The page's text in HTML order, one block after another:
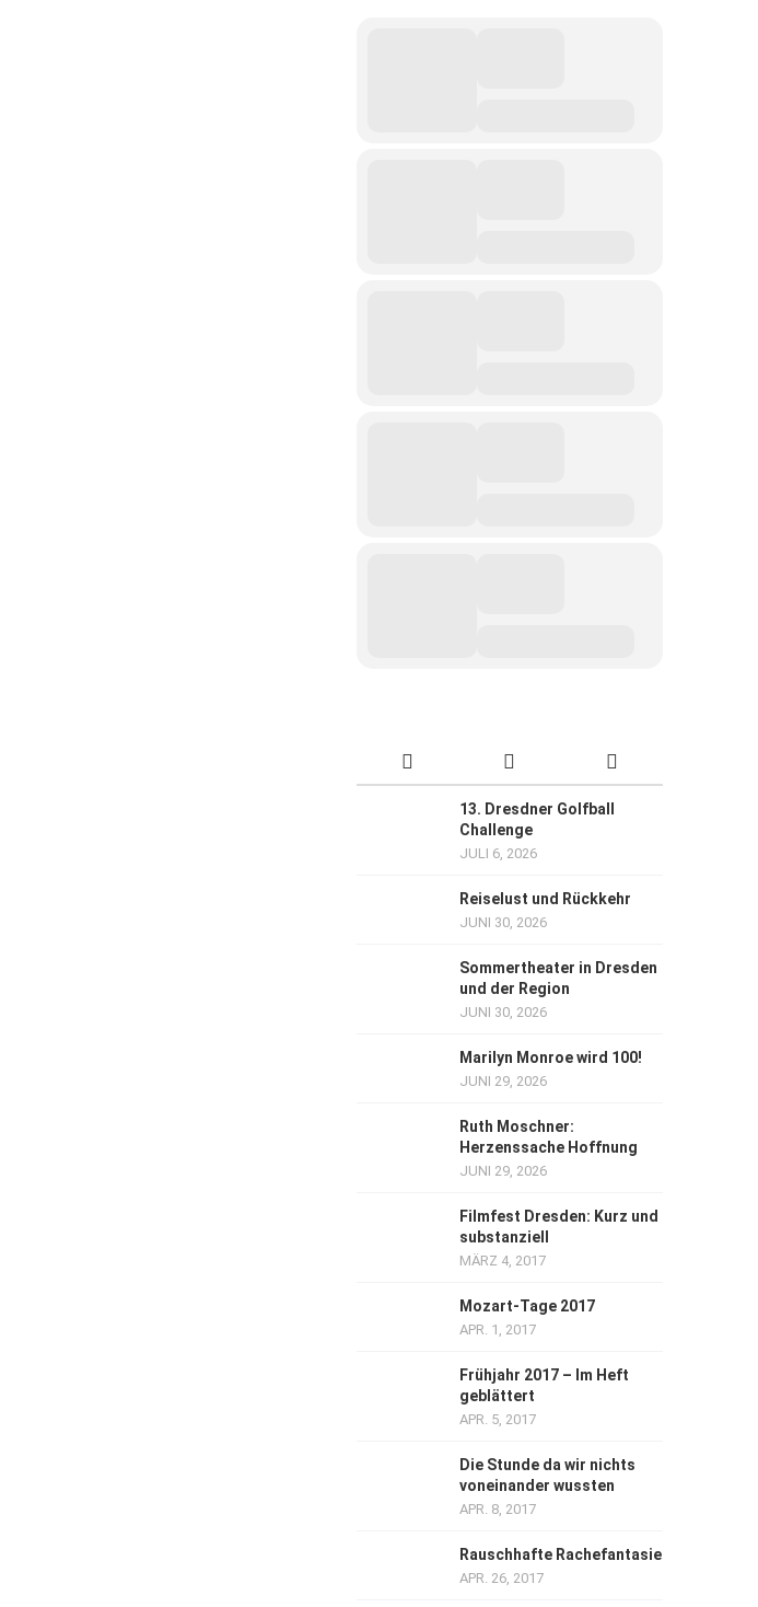
13. Dresdner Golfball
Challenge
JULI 6, 2026
Reiselust und Rückkehr
JUNI 30, 2026
Sommertheater in Dresden
und der Region
JUNI 30, 2026
Marilyn Monroe wird 100!
JUNI 29, 2026
Ruth Moschner:
Herzenssache Hoffnung
JUNI 29, 2026
Filmfest Dresden: Kurz und
substanziell
MÄRZ 4, 2017
Mozart-Tage 2017
APR. 1, 2017
Frühjahr 2017 – Im Heft
geblättert
APR. 5, 2017
Die Stunde da wir nichts
voneinander wussten
APR. 8, 2017
Rauschhafte Rachefantasie
APR. 26, 2017